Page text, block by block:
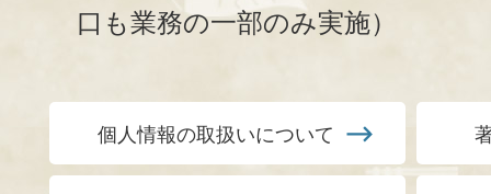
口も業務の一部のみ実施）
個人情報の取扱いについて